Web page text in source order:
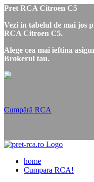
Pret RCA Citroen C5
Vezi in tabelul de mai jos
RCA Citroen C5.
Alege cea mai ieftina
Brokerul tau.
Cumpără RCA
home
Cumpara RCA!